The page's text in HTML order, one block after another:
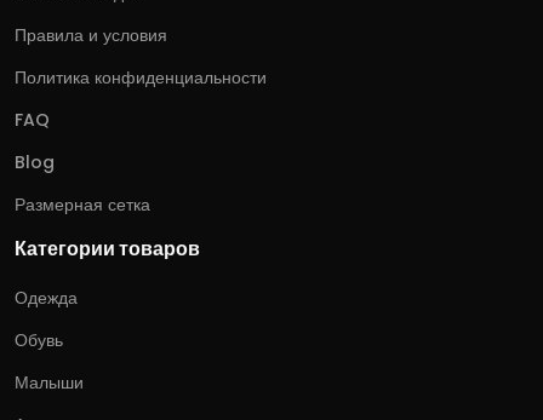
Правила и условия
Политика конфиденциальности
FAQ
Blog
Размерная сетка
Категории товаров
Одежда
Обувь
Малыши